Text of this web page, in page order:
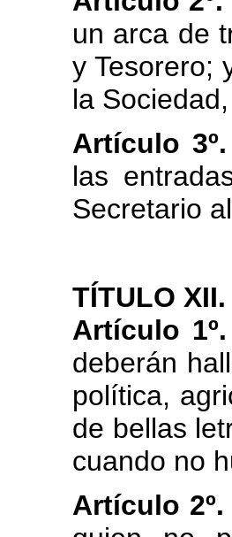
un arca de
y Tesorero;
la
Artículo 3º.
las
Secretario
TÍTULO
Artículo 1º.
deberán
política,
de bellas
cuando no
Artículo 2º.